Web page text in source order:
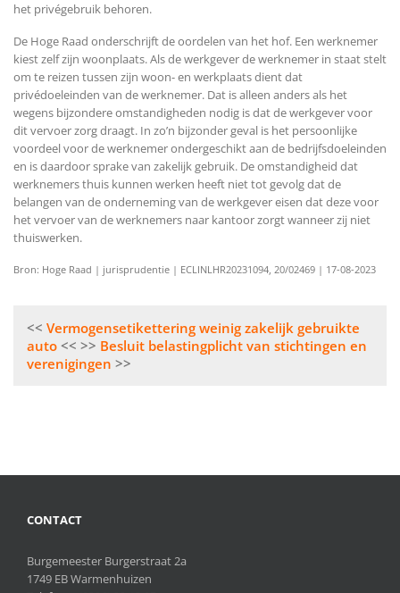
het privégebruik behoren.
De Hoge Raad onderschrijft de oordelen van het hof. Een werknemer
kiest zelf zijn woonplaats. Als de werkgever de werknemer in staat stelt
om te reizen tussen zijn woon- en werkplaats dient dat
privédoeleinden van de werknemer. Dat is alleen anders als het
wegens bijzondere omstandigheden nodig is dat de werkgever voor
dit vervoer zorg draagt. In zo’n bijzonder geval is het persoonlijke
voordeel voor de werknemer ondergeschikt aan de bedrijfsdoeleinden
en is daardoor sprake van zakelijk gebruik. De omstandigheid dat
werknemers thuis kunnen werken heeft niet tot gevolg dat de
belangen van de onderneming van de werkgever eisen dat deze voor
het vervoer van de werknemers naar kantoor zorgt wanneer zij niet
thuiswerken.
Bron: Hoge Raad | jurisprudentie | ECLINLHR20231094, 20/02469 | 17-08-2023
Bericht
navigatie
Vermogensetikettering weinig zakelijk gebruikte
auto
Besluit belastingplicht van stichtingen en
verenigingen
CONTACT
Burgemeester Burgerstraat 2a
1749 EB Warmenhuizen